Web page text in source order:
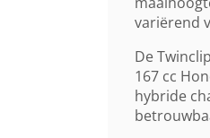
variërend
De
167 cc
hybride